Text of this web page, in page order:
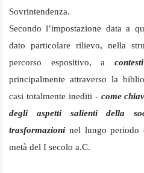
Sovrintendenza.
Secondo l’impostazione data a
dato particolare rilievo, nella
percorso espositivo, a
principalmente attraverso la
casi totalmente inediti - come
degli aspetti salienti della
trasformazioni nel lungo periodo
metà del I secolo a.C.